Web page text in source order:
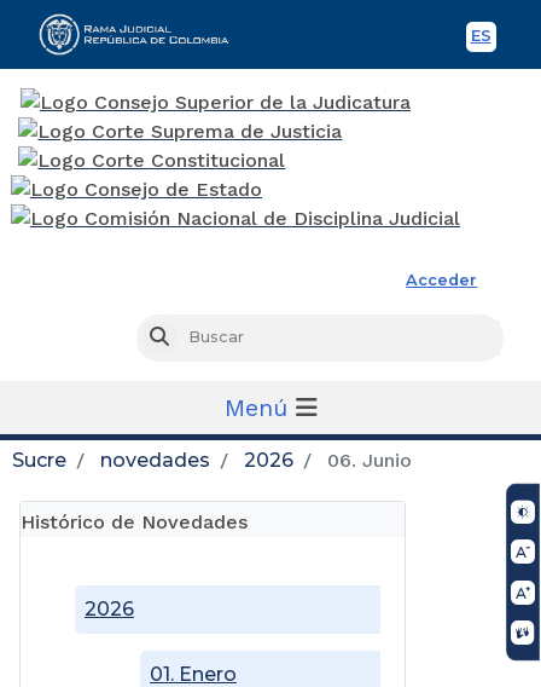
ES
Acceder
Buscar
Menú
Sucre novedades 2026 06. Junio
Histórico de Novedades
2026
01. Enero